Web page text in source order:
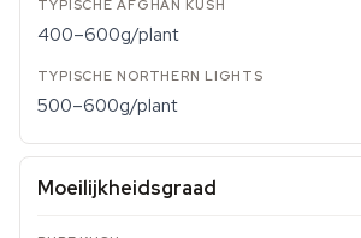
400–600g/plant
500–600g/plant
Moeilijkheidsgraad